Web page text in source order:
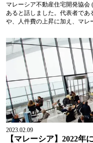
マレーシア不動産住宅開発協会
あると話しました。代表者であ
や、人件費の上昇に加え、マレ
2023.02.09
【マレーシア】2022年